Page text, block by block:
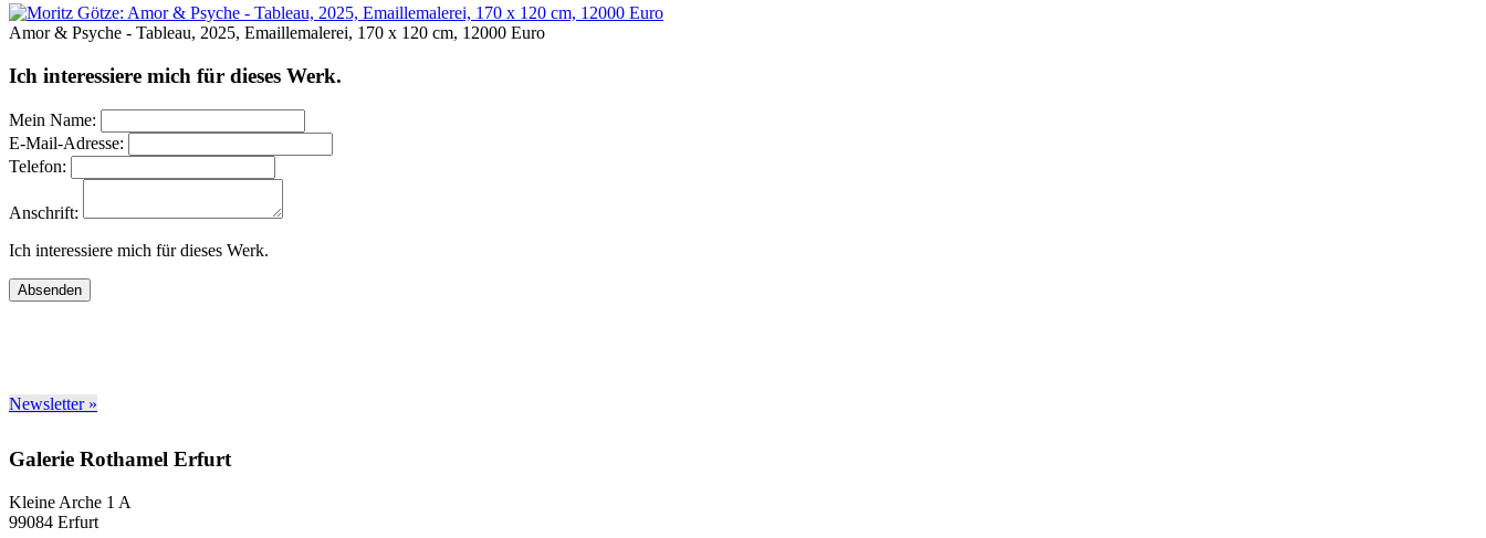
Amor & Psyche - Tableau, 2025, Emaillemalerei, 170 x 120 cm, 12000 Euro
Ich interessiere mich für dieses Werk.
Mein Name:
E-Mail-Adresse:
Telefon:
Anschrift:
Ich interessiere mich für dieses Werk.
Absenden
Newsletter »
Galerie Rothamel Erfurt
Kleine Arche 1 A
99084 Erfurt